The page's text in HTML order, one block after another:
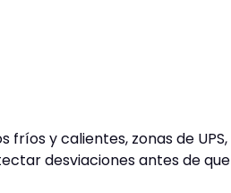
y calientes, zonas de UPS,
desviaciones antes de que